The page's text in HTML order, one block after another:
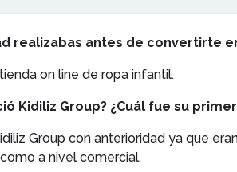
realizabas antes de convertirte
on line de ropa infantil.
Kidiliz Group? ¿Cuál fue su
Group con anterioridad ya que
a nivel comercial.